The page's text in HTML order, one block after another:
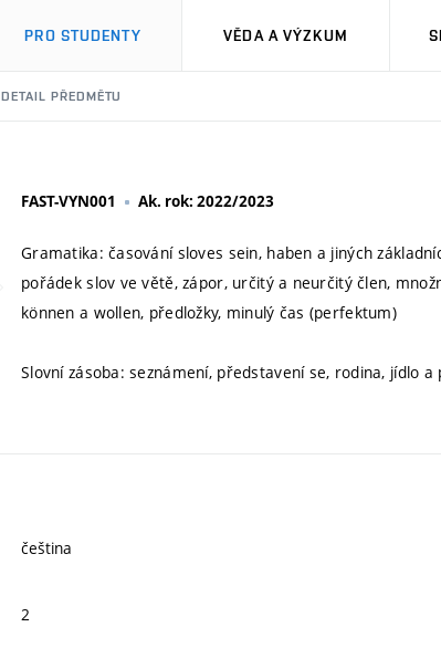
PRO STUDENTY VĚDA A VÝZKUM
DETAIL PŘEDMĚTU
FAST-VYN001 Ak. rok: 2022/2023
Gramatika: časování sloves sein, haben a jiných
pořádek slov ve větě, zápor, určitý a neurčitý člen,
können a wollen, předložky, minulý čas (perfektum)
Slovní zásoba: seznámení, představení se, rodina, jídlo
čeština
2